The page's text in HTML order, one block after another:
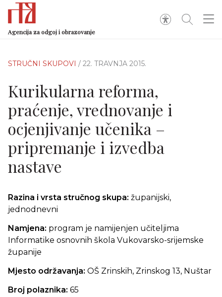
Agencija za odgoj i obrazovanje
STRUČNI SKUPOVI / 22. TRAVNJA 2015.
Kurikularna reforma,
praćenje, vrednovanje i
ocjenjivanje učenika –
pripremanje i izvedba
nastave
Razina i vrsta stručnog skupa: županijski,
jednodnevni
Namjena: program je namijenjen učiteljima
Informatike osnovnih škola Vukovarsko-srijemske
županije
Mjesto održavanja: OŠ Zrinskih, Zrinskog 13, Nuštar
Broj polaznika: 65